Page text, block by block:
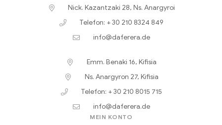
Nick. Kazantzaki 28, Ns. Anargyroi
Telefon: + 30 210 8324 849
info@daferera.de
Emm. Benaki 16, Kifisia
Ns. Anargyron 27, Kifisia
Telefon: + 30 210 8015 715
info@daferera.de
MEIN KONTO